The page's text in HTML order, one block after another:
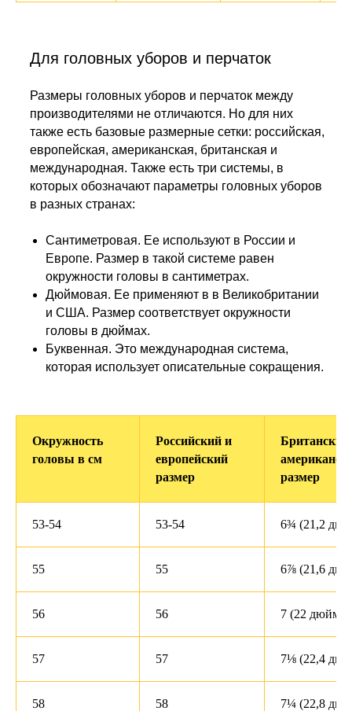
Для головных уборов и перчаток
Размеры головных уборов и перчаток между
производителями не отличаются. Но для них
также есть базовые размерные сетки: российская,
европейская, американская, британская и
международная. Также есть три системы, в
которых обозначают параметры головных уборов
в разных странах:
Сантиметровая. Ее используют в России и
Европе. Размер в такой системе равен
окружности головы в сантиметрах.
Дюймовая. Ее применяют в в Великобритании
и США. Размер соответствует окружности
головы в дюймах.
Буквенная. Это международная система,
которая использует описательные сокращения.
Окружность
головы в см
Российский и
европейский
размер
Британский
размер
53-54 53-54 6¾ (21,2
55 55 6⅞ (21,6
56 56 7 (22 дюйма)
57 57 7⅛ (22,4
58 58 7¼ (22,8